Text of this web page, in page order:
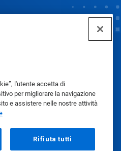
l'utente accetta di
per migliorare la navigazione
e assistere nelle nostre attività
Rifiuta tutti
Informativa sulla privacy
d'uso